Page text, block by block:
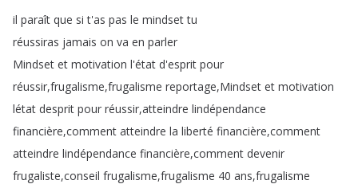
il paraît que si t'as pas le mindset tu
réussiras jamais on va en parler
Mindset et motivation l'état d'esprit pour
réussir,frugalisme,frugalisme reportage,Mindset et motivation
létat desprit pour réussir,atteindre lindépendance
financière,comment atteindre la liberté financière,comment
atteindre lindépendance financière,comment devenir
frugaliste,conseil frugalisme,frugalisme 40 ans,frugalisme